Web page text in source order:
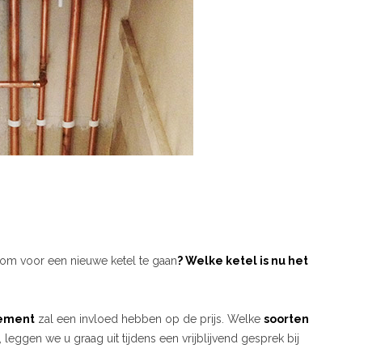
voor een nieuwe ketel te gaan? Welke ketel is nu het
zal een invloed hebben op de prijs. Welke soorten
leggen we u graag uit tijdens een vrijblijvend gesprek bij